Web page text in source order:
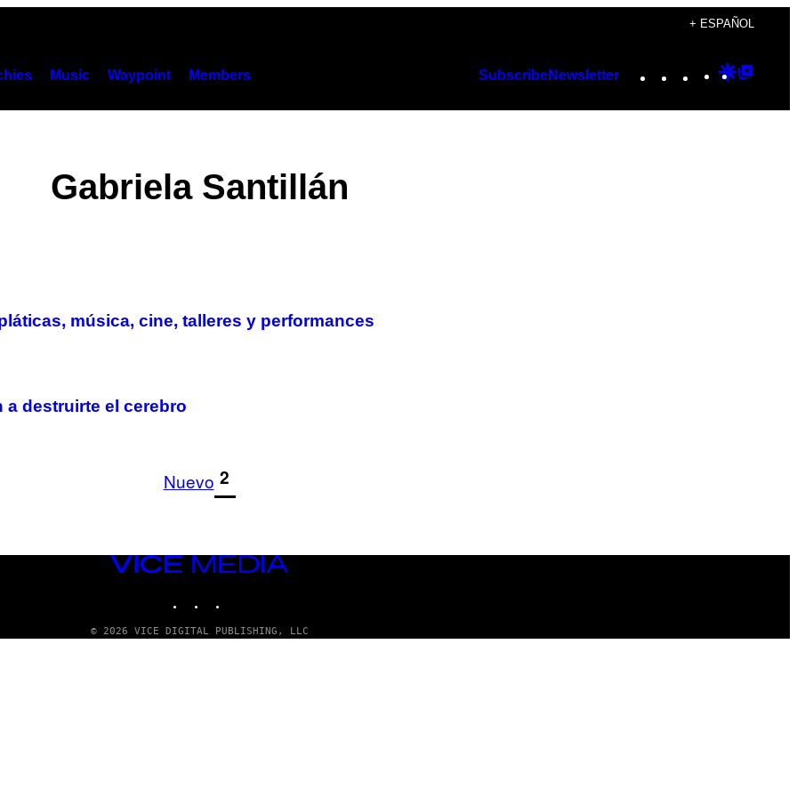
+ ESPAÑOL
Music Waypoint Members SubscribeNewsletter Instagram
TikTok
YouTube
Google
Gabriela Santillán
música, cine, talleres y performances
destruirte el cerebro
Nuevo 1
2
VICE
© 2026 VICE DIGITAL PUBLISHING, LLC